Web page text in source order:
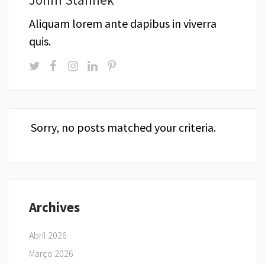
Aliquam lorem ante dapibus in viverra
quis.
Sorry, no posts matched your criteria.
Archives
Abril 2026
Março 2026